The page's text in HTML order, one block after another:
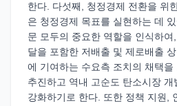
한다. 다섯째, 청정경제 전환을 위
은 청정경제 목표를 실현하는 데
문 모두의 중요한 역할을 인식하
달을 포함한 저배출 및 제로배출
에 기여하는 수요측 조치의 채택
추진하고 역내 고순도 탄소시장
강화하기로 한다. 또한 정책 지원,